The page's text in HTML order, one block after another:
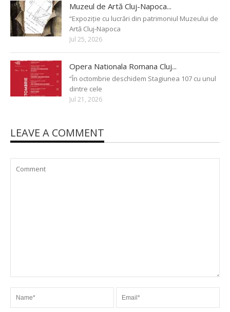
Muzeul de Artă Cluj-Napoca...
“Expoziție cu lucrări din patrimoniul Muzeului de
Artă Cluj-Napoca
Jul 25, 2026
Opera Nationala Romana Cluj...
“În octombrie deschidem Stagiunea 107 cu unul
dintre cele
Jul 21, 2026
LEAVE A COMMENT